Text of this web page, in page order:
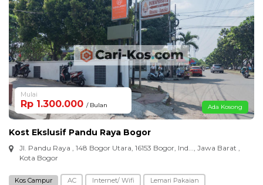
Mulai
Rp 1.300.000 / Bulan Ada Kosong
Kost Ekslusif Pandu Raya Bogor
Jl. Pandu Raya , 148 Bogor Utara, 16153 Bogor, Ind..., Jawa Barat ,
Kota Bogor
Kos Campur AC Internet/ Wifi
Lemari Pakaian